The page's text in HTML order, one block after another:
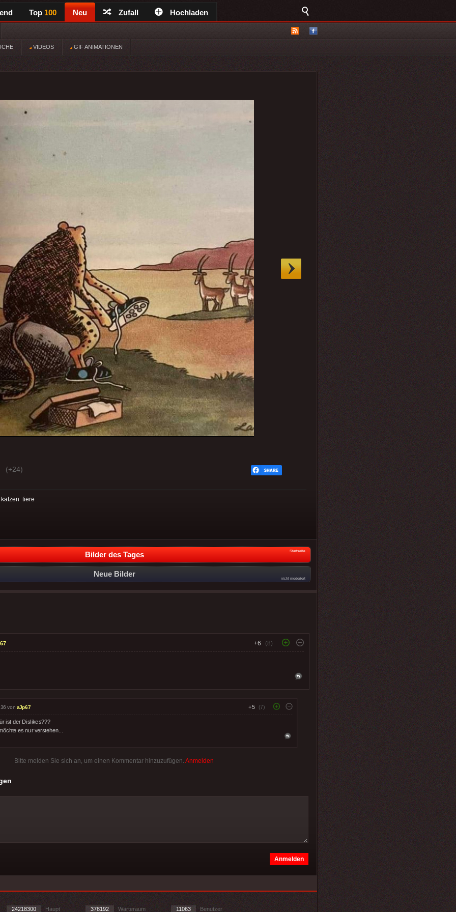
Top 100 Neu Zufall Hochladen
VIDEOS GIF ANIMATIONEN
(+24)
katzen tiere
Bilder des Tages Startseite
Neue Bilder
nicht moderiert
+6 (8)
von aJp67 +5 (7)
ist der Dislikes???
es nur verstehen...
Bitte melden Sie sich an, um einen Kommentar hinzuzufügen. Anmelden
24218300 Haupt 378192 Warteraum 11063 Benutzer